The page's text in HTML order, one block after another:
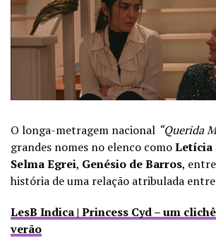
O longa-metragem nacional “Querida
grandes nomes no elenco comoLetícia
Selma Egrei, Genésio de Barros,
história de uma relação atribulada
LesB Indica | Princess Cyd – um
verão